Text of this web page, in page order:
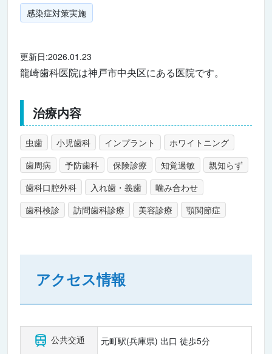
感染症対策実施
更新日:2026.01.23
龍崎歯科医院は神戸市中央区にある医院です。
治療内容
虫歯 小児歯科 インプラント
ホワイトニング
歯周病
予防歯科 保険診療 知覚過敏
親知らず
歯科口腔外科
入れ歯・義歯
噛み合わせ
歯科検診
訪問歯科診療 美容診療 顎関節症
アクセス情報
公共交通 元町駅(兵庫県) 出口 徒歩5分